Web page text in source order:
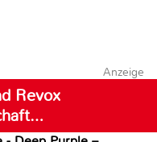
Anzeige
Revox